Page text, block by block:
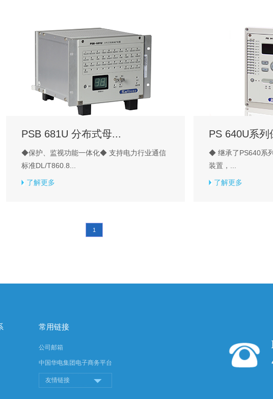
PSB 681U 分布式母...
◆保护、监视功能一体化◆ 支持电力行业通信
标准DL/T860.8...
了解更多
PS 640U系列
◆ 继承了PS640系
装置，...
了解更多
1
常用链接
公司邮箱
中国华电集团电子商务平台
友情链接